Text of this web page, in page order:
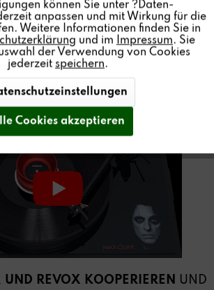
- ALICE COOPER LIMITED
DER MASTER VINYL "THE
UND REVOX KOOPERIEREN
UND
können Sie unter ?Daten-
anpassen und mit Wirkung für die
Weitere Informationen finden Sie in
und im Impressum. Sie
der Verwendung von Cookies
jederzeit speichern.
Cookies akzeptieren